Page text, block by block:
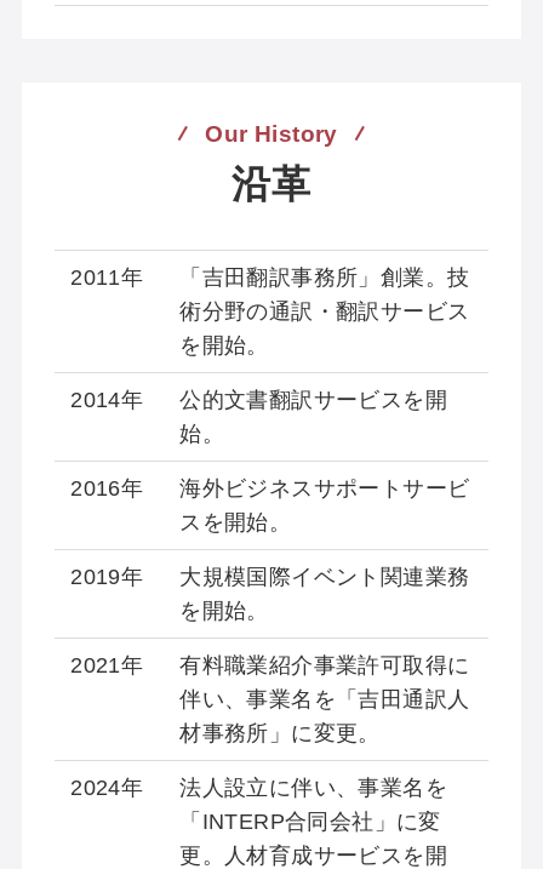
Our History
沿革
2011年
「吉田翻訳事務所」創業。技
術分野の通訳・翻訳サービス
を開始。
2014年
公的文書翻訳サービスを開
始。
2016年
海外ビジネスサポートサービ
スを開始。
2019年
大規模国際イベント関連業務
を開始。
2021年
有料職業紹介事業許可取得に
伴い、事業名を「吉田通訳人
材事務所」に変更。
2024年
法人設立に伴い、事業名を
「INTERP合同会社」に変
更。人材育成サービスを開